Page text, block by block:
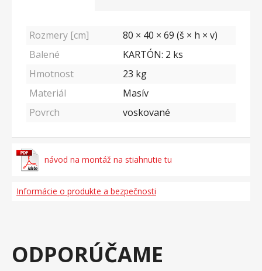
Rozmery [cm]
80 × 40 × 69 (š × h × v)
Balené
KARTÓN: 2 ks
Hmotnost
23 kg
Materiál
Masív
Povrch
voskované
návod na montáž na stiahnutie tu
Informácie o produkte a bezpečnosti
ODPORÚČAME